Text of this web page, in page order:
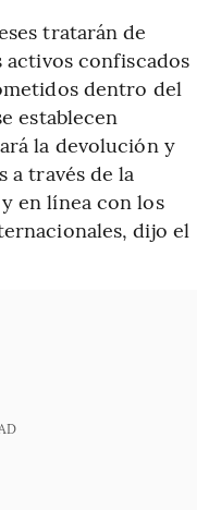
tratarán de
activos confiscados
dentro del
establecen
la devolución y
a través de la
en línea con los
dijo el